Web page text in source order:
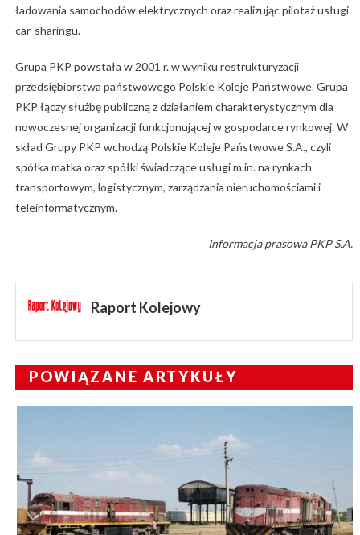
ładowania samochodów elektrycznych oraz realizując pilotaż usługi
car-sharingu.
Grupa PKP powstała w 2001 r. w wyniku restrukturyzacji
przedsiębiorstwa państwowego Polskie Koleje Państwowe. Grupa
PKP łączy służbę publiczną z działaniem charakterystycznym dla
nowoczesnej organizacji funkcjonującej w gospodarce rynkowej. W
skład Grupy PKP wchodzą Polskie Koleje Państwowe S.A., czyli
spółka matka oraz spółki świadczące usługi m.in. na rynkach
transportowym, logistycznym, zarządzania nieruchomościami i
teleinformatycznym.
Informacja prasowa PKP S.A.
Raport Kolejowy
POWIĄZANE ARTYKUŁY